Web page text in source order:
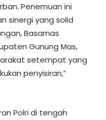
Penemuan ini
sinergi yang solid
Basarnas
Gunung Mas,
setempat yang
penyisiran,”
Polri di tengah